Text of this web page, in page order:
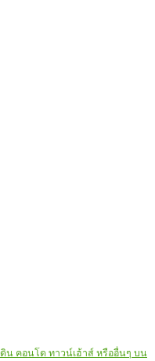
น คอนโด ทาวน์เฮ้าส์ หรืออื่นๆ บน